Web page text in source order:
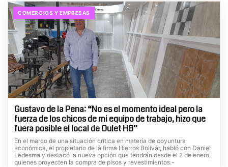
COMERCIOS Y EMPRESAS
Gustavo de la Pena: “No es el momento ideal pero la
fuerza de los chicos de mi equipo de trabajo, hizo que
fuera posible el local de Oulet HB”
En el marco de una situación crítica en materia de coyuntura
económica, el propietario de la firma Hierros Bolívar, habló con Daniel
Ledesma y destacó la nueva opción que tendrán desde el 2 de enero,
quienes proyecten la compra de pisos y revestimientos.-